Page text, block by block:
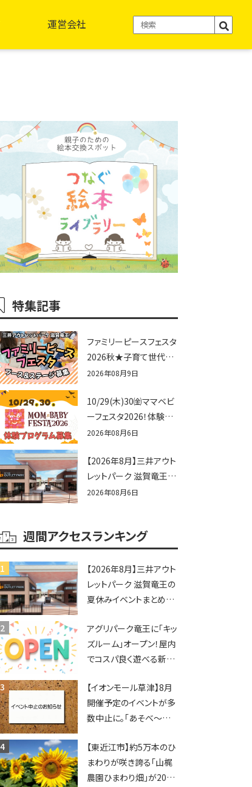
運営会社
特集記事
ファミリーピースフェスタ
2026秋★子育て世代向
けに告知&披露の場とし
出店しませんか？
2026年08月9日
10/29(木)30㈮ママベビ
ーフェスタ2026！体験プ
ログラム募集♪赤ちゃん
せんか？
2026年08月6日
【2026年8月】三井アウト
レットパーク 滋賀竜王の
夏休みイベントまとめ！
トまで盛りだくさん！
2026年08月6日
週間アクセスランキング
【2026年8月】三井アウト
レットパーク 滋賀竜王の
夏休みイベントまとめ！
辛グルメ・フォトコンテス
トまで盛りだくさん！
アグリパーク竜王に「キッ
ズルーム」オープン！屋内
でコスパ良く遊べる新施
合いが無料に★
【イオンモール草津】8月
開催予定のイベントが多
数中止に。「あそべ〜る
ショーなど
【東近江市】約5万本のひ
まわりが咲き誇る「山梶
農園ひまわり畑」が2026